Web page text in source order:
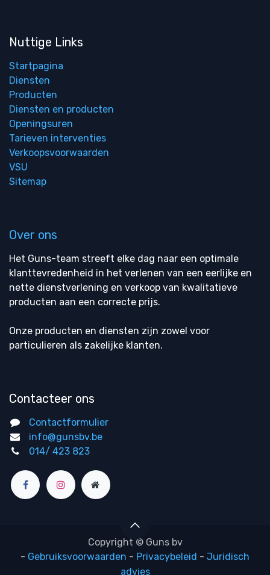
Nuttige Links
Startpagina
Diensten
Producten
Diensten en producten
Openingsuren
Tarieven interventies
Verkoopsvoorwaarden
VSU
Sitemap
Over ons
Het Guns-team streeft elke dag naar een optimale
klanttevredenheid in het verlenen van een eerlijke en
nette dienstverlening en verkoop van kwalitatieve
producten aan een correcte prijs.
Onze producten en diensten zijn zowel voor
particulieren als zakelijke klanten.
Contacteer ons
Contactformulier
info@gunsbv.be
014/ 423 823
Copyright © Guns bv
- Gebruiksvoorwaarden - Privacybeleid - Juridisch
advies